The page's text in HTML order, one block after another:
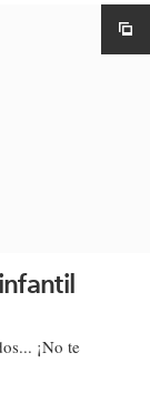
¡No te